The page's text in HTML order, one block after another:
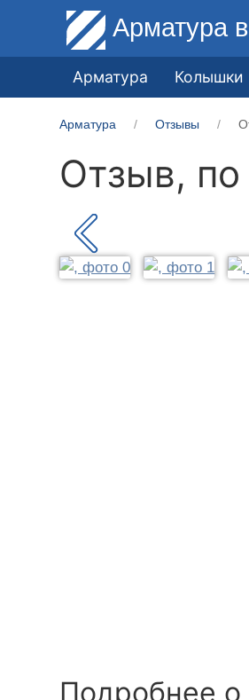
Арматура
Арматура Колышки
Арматура Отзывы
Отзыв,
Подробнее о